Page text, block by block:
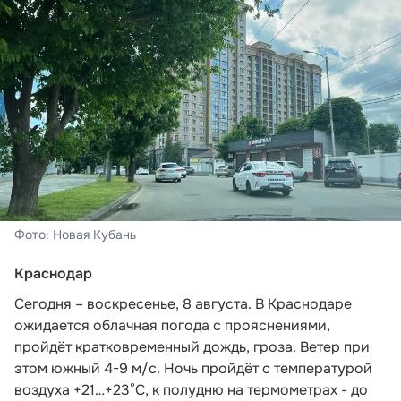
Фото: Новая Кубань
Краснодар
Сегодня – воскресенье, 8 августа. В Краснодаре
ожидается облачная погода с прояснениями,
пройдёт кратковременный дождь, гроза. Ветер при
этом южный 4-9 м/с. Ночь пройдёт с температурой
воздуха +21…+23°С, к полудню на термометрах - до